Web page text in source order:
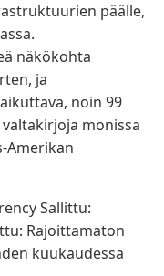
päälle,
näkökohta
ja
noin 99
monissa
Amerikan
Sallittu:
Rajoittamaton
kuukaudessa